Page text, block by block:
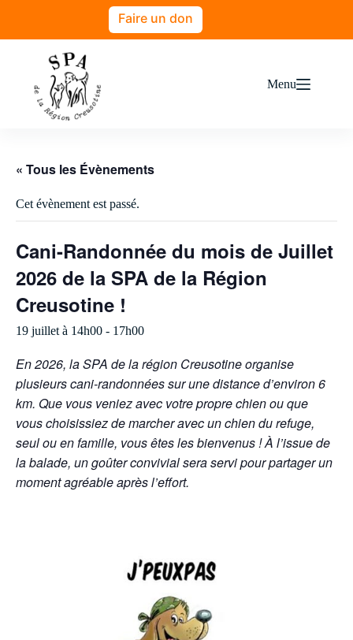
Faire un don
Menu
« Tous les Évènements
Cet évènement est passé.
Cani-Randonnée du mois de Juillet
2026 de la SPA de la Région
Creusotine !
19 juillet à 14h00 - 17h00
En 2026, la SPA de la région Creusotine organise
plusieurs cani-randonnées sur une distance d’environ 6
km. Que vous veniez avec votre propre chien ou que
vous choisissiez de marcher avec un chien du refuge,
seul ou en famille, vous êtes les bienvenus ! À l’issue de
la balade, un goûter convivial sera servi pour partager un
moment agréable après l’effort.